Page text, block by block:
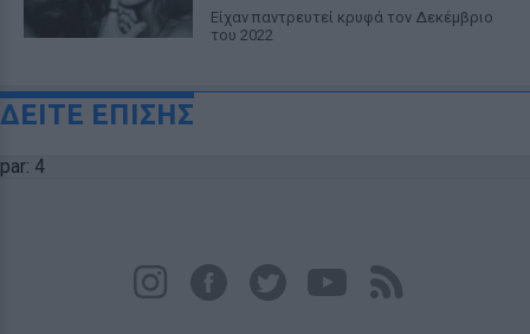
Είχαν παντρευτεί κρυφά τον Δεκέμβριο
του 2022
ΔΕΙΤΕ ΕΠΙΣΗΣ
par: 4